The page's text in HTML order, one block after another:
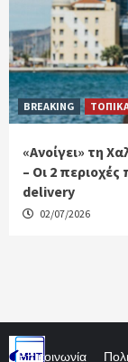
BREAKING
«Ανοίγει» τη
– Οι 2
delivery
02/07/2026
Επικοινωνία